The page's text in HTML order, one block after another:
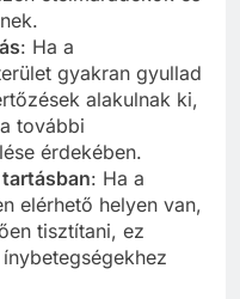
: Ha a
gyakran gyullad
alakulnak ki,
további
érdekében.
: Ha a
elérhető helyen van,
tisztítani, ez